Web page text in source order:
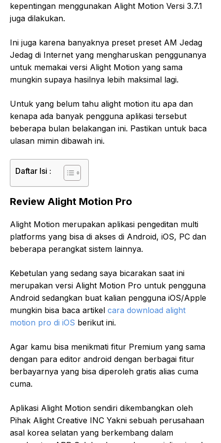
kepentingan menggunakan Alight Motion Versi 3.7.1
juga dilakukan.
Ini juga karena banyaknya preset preset AM Jedag
Jedag di Internet yang mengharuskan penggunanya
untuk memakai versi Alight Motion yang sama
mungkin supaya hasilnya lebih maksimal lagi.
Untuk yang belum tahu alight motion itu apa dan
kenapa ada banyak pengguna aplikasi tersebut
beberapa bulan belakangan ini. Pastikan untuk baca
ulasan mimin dibawah ini.
Daftar Isi :
Review Alight Motion Pro
Alight Motion merupakan aplikasi pengeditan multi
platforms yang bisa di akses di Android, iOS, PC dan
beberapa perangkat sistem lainnya.
Kebetulan yang sedang saya bicarakan saat ini
merupakan versi Alight Motion Pro untuk pengguna
Android sedangkan buat kalian pengguna iOS/Apple
mungkin bisa baca artikel cara download alight
motion pro di iOS berikut ini.
Agar kamu bisa menikmati fitur Premium yang sama
dengan para editor android dengan berbagai fitur
berbayarnya yang bisa diperoleh gratis alias cuma
cuma.
Aplikasi Alight Motion sendiri dikembangkan oleh
Pihak Alight Creative INC Yakni sebuah perusahaan
asal korea selatan yang berkembang dalam